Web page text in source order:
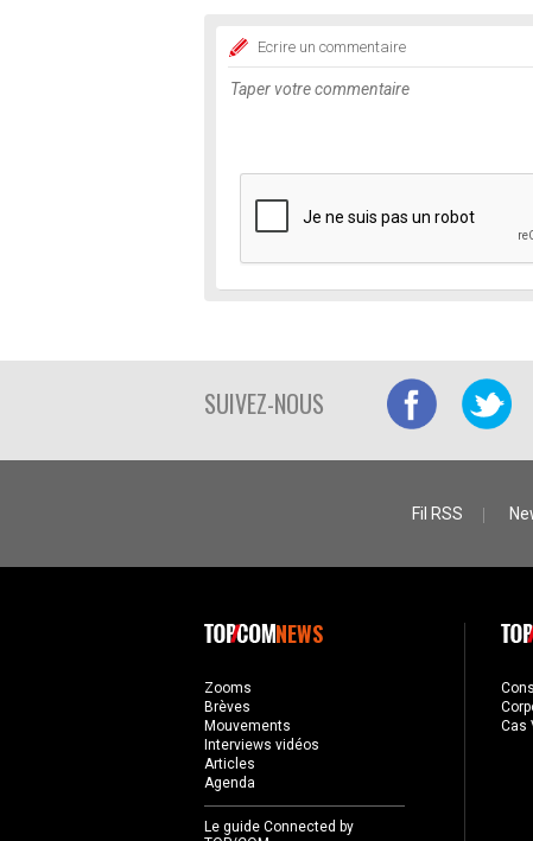
Ecrire un commentaire
SUIVEZ-NOUS
Fil RSS
NEWS
Zooms
Brèves
Mouvements
Interviews vidéos
Articles
Agenda
Le guide Connected by
Cas